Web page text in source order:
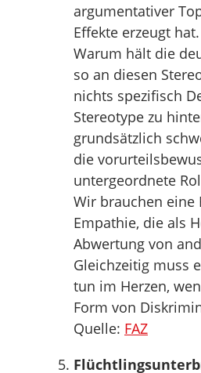
argumentativer
Effekte erzeugt
Warum hält die
so an diesen
nichts spezifisch
Stereotype zu
grundsätzlich
die
untergeordnete
Wir brauchen eine
Empathie, die als
Abwertung von
Gleichzeitig muss
tun im Herzen,
Form von
Quelle: FAZ